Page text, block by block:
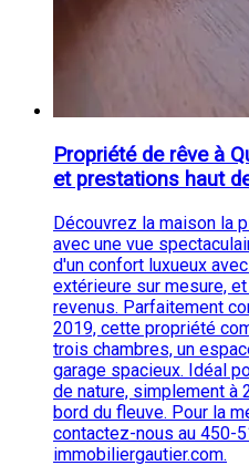
Propriété de rêve à
et prestations haut
Découvrez la maison la
avec une vue
d'un confort luxueux
extérieure sur mesure,
revenus. Parfaitement
2019, cette propriété
trois chambres, un
garage spacieux. Idéal
de nature, simplement à
bord du fleuve. Pour la
contactez-nous au 450-
immobiliergautier.com.